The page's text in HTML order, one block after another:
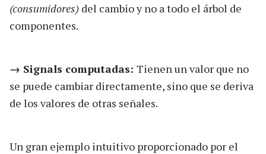
(consumidores) del cambio y no a todo el árbol de
componentes.
→ Signals computadas: Tienen un valor que no
se puede cambiar directamente, sino que se deriva
de los valores de otras señales.
Un gran ejemplo intuitivo proporcionado por el